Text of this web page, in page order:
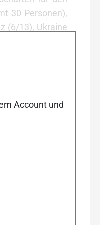
30 Personen),
(6/13), Ukraine
Teams noch
an den Start
nach
Account und